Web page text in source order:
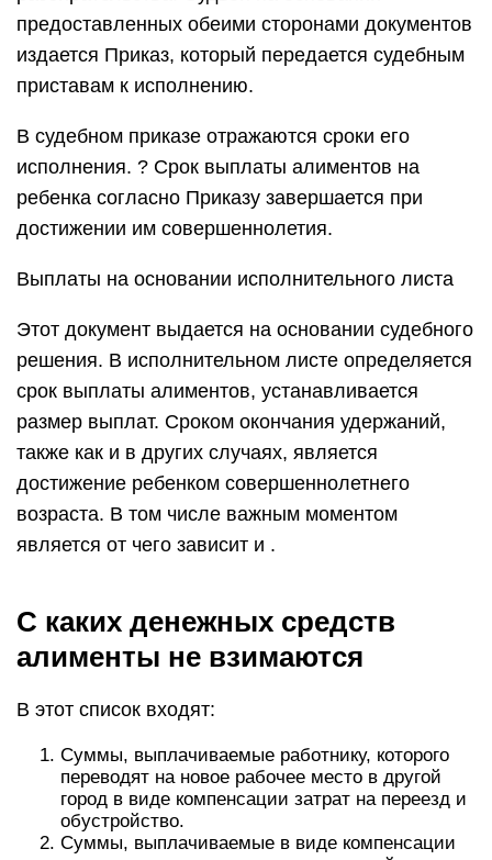
предоставленных обеими сторонами документов
издается Приказ, который передается судебным
приставам к исполнению.
В судебном приказе отражаются сроки его
исполнения. ? Срок выплаты алиментов на
ребенка согласно Приказу завершается при
достижении им совершеннолетия.
Выплаты на основании исполнительного листа
Этот документ выдается на основании судебного
решения. В исполнительном листе определяется
срок выплаты алиментов, устанавливается
размер выплат. Сроком окончания удержаний,
также как и в других случаях, является
достижение ребенком совершеннолетнего
возраста. В том числе важным моментом
является от чего зависит и .
С каких денежных средств
алименты не взимаются
В этот список входят:
Суммы, выплачиваемые работнику, которого
переводят на новое рабочее место в другой
город в виде компенсации затрат на переезд и
обустройство.
Суммы, выплачиваемые в виде компенсации